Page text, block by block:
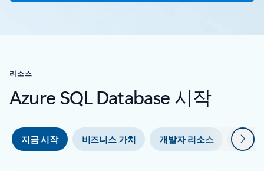
리소스
Azure SQL Database 시작
지금 시작 비즈니스 가치 개발자 리소스 학습
다음